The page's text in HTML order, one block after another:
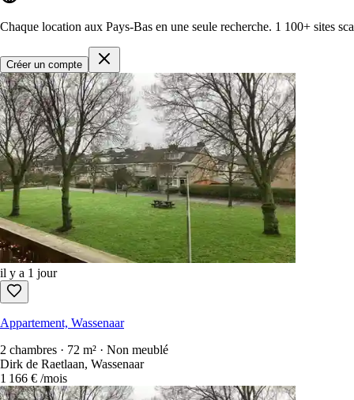
Chaque location aux Pays-Bas en une seule recherche. 1 100+ sites
Créer un compte
il y a 1 jour
Appartement, Wassenaar
2 chambres · 72 m² · Non meublé
Dirk de Raetlaan, Wassenaar
1 166 € /mois